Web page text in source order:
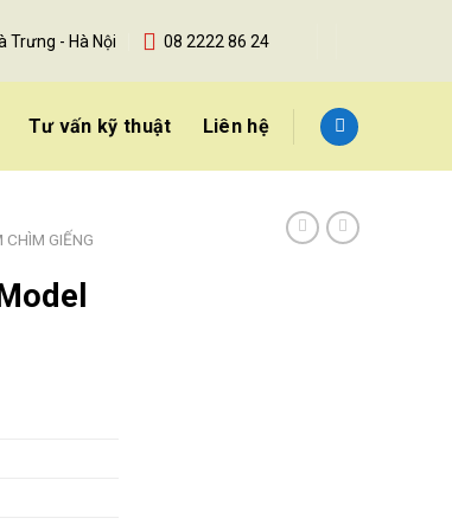
Trưng - Hà Nội 08 2222 86 24
Tư vấn kỹ thuật Liên hệ
CHÌM GIẾNG